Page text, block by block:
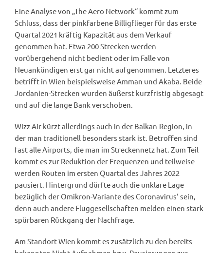
Eine Analyse von „The Aero Network“ kommt zum
Schluss, dass der pinkfarbene Billigflieger für das erste
Quartal 2021 kräftig Kapazität aus dem Verkauf
genommen hat. Etwa 200 Strecken werden
vorübergehend nicht bedient oder im Falle von
Neuankündigen erst gar nicht aufgenommen. Letzteres
betrifft in Wien beispielsweise Amman und Akaba. Beide
Jordanien-Strecken wurden äußerst kurzfristig abgesagt
und auf die lange Bank verschoben.
Wizz Air kürzt allerdings auch in der Balkan-Region, in
der man traditionell besonders stark ist. Betroffen sind
fast alle Airports, die man im Streckennetz hat. Zum Teil
kommt es zur Reduktion der Frequenzen und teilweise
werden Routen im ersten Quartal des Jahres 2022
pausiert. Hintergrund dürfte auch die unklare Lage
bezüglich der Omikron-Variante des Coronavirus‘ sein,
denn auch andere Fluggesellschaften melden einen stark
spürbaren Rückgang der Nachfrage.
Am Standort Wien kommt es zusätzlich zu den bereits